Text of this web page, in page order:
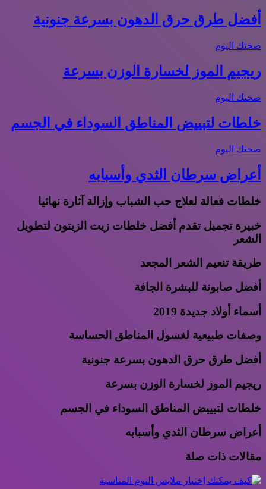
أفضل طرق حرق الدهون بسرعة جنونية
صحتك اليوم
ريجيم الموز لخسارة الوزن بسرعة
صحتك اليوم
خلطات لتبييض المناطق السوداء في الجسم
صحتك اليوم
أعراض سرطان الثدي وأسبابه
خلطات فعالة لعلاج حب الشباب وإزالة آثارة نهائيا
خبيرة تجميل تقدم أفضل خلطات زيت الزيتون لتطويل
الشعر
طريقة تنعيم الشعر المجعد
أفضل صابونة للبشرة الجافة
أسماء أولاد جديدة 2019
وصفات طبيعية لغسول المناطق الحساسة
أفضل طرق حرق الدهون بسرعة جنونية
ريجيم الموز لخسارة الوزن بسرعة
خلطات لتبييض المناطق السوداء في الجسم
أعراض سرطان الثدي وأسبابه
مقالات ذات صلة